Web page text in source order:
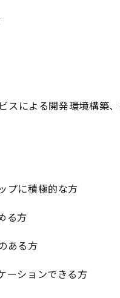
スによる開発環境構築
プに積極的な方
る方
ある方
ーションできる方